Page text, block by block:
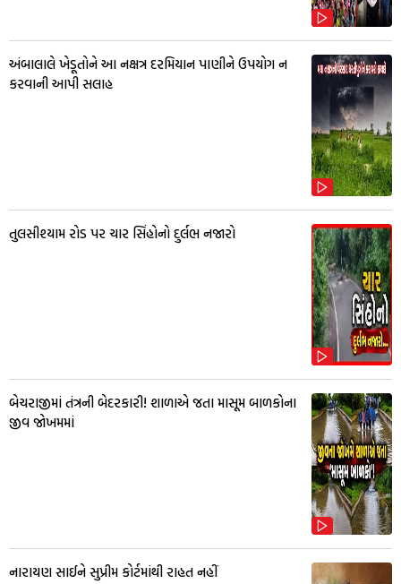
અંબાલાલે ખેડૂતોને આ નક્ષત્ર દરમિયાન પાણીને ઉપયોગ ન
કરવાની આપી સલાહ
તુલસીશ્યામ રોડ પર ચાર સિંહોનો દુર્લભ નજારો
બેચરાજીમાં તંત્રની બેદરકારી! શાળાએ જતા માસૂમ બાળકોના
જીવ જોખમમાં
નારાયણ સાઈને સુપ્રીમ કોર્ટમાંથી રાહત નહીં